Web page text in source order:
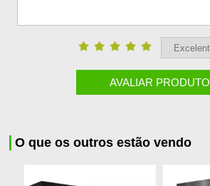
AVALIAR PRODUTO
O que os outros estão vendo